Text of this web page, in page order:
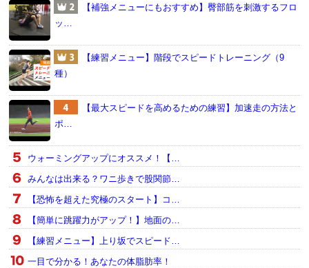
【補強メニューにもおすすめ】臀部筋を刺激するフロ
ッ…
【練習メニュー】階段でスピードトレーニング（9
種）
【最大スピードを高めるための練習】加速走の方法と
ポ…
ウォーミングアップにオススメ！【…
みんなは出来る？ワニ歩きで股関節…
【恐怖を超えた究極のスタート】コ…
【簡単に跳躍力がアップ！】地面の…
【練習メニュー】上り坂でスピード…
一目で分かる！あなたの体脂肪率！